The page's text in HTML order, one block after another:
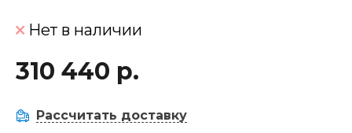
Нет в наличии
310 440 р.
Рассчитать доставку